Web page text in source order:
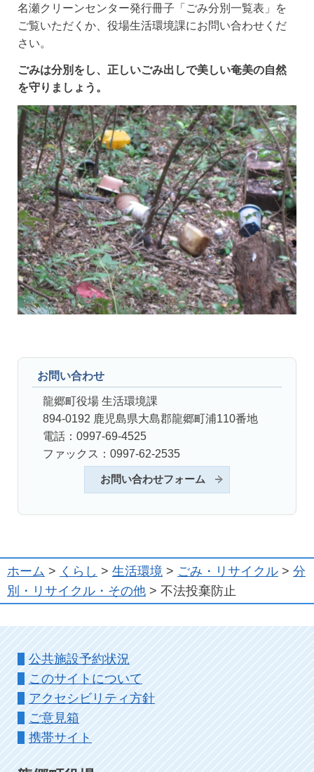
名瀬クリーンセンター発行冊子「ごみ分別一覧表」を
ご覧いただくか、役場生活環境課にお問い合わせくだ
さい。
ごみは分別をし、正しいごみ出しで美しい奄美の自然
を守りましょう。
お問い合わせ
龍郷町役場 生活環境課
894-0192 鹿児島県大島郡龍郷町浦110番地
電話：0997-69-4525
ファックス：0997-62-2535
お問い合わせフォーム
ホーム > くらし > 生活環境 > ごみ・リサイクル > 分
別・リサイクル・その他 > 不法投棄防止
公共施設予約状況
このサイトについて
アクセシビリティ方針
ご意見箱
携帯サイト